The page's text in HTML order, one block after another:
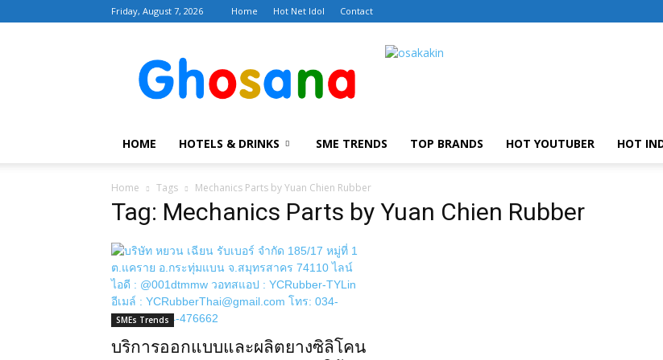
Friday, August 7, 2026 Home Hot Net Idol Contact
โฆษณา
Google
Facebook
Line
HOME HOTELS & DRINKS SME TRENDS TOP BRANDS HOT YOUTUBER HOT
Home Tags Mechanics Parts by Yuan Chien Rubber
Tag: Mechanics Parts by Yuan Chien Rubber
SMEs Trends
บริการออกแบบและผลิตยางซิลิโคน